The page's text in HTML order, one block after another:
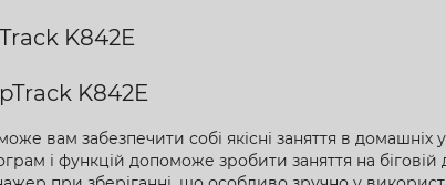
K842E
K842E
вам забезпечити собі якісні заняття в домашніх
і функцій допоможе зробити заняття на